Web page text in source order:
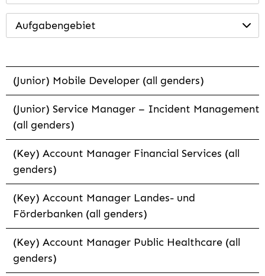
Aufgabengebiet
(Junior) Mobile Developer (all genders)
(Junior) Service Manager – Incident Management
(all genders)
(Key) Account Manager Financial Services (all
genders)
(Key) Account Manager Landes- und
Förderbanken (all genders)
(Key) Account Manager Public Healthcare (all
genders)